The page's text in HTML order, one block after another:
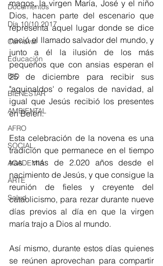
Documentos
Día 10/10 2017
Carnaval
Educación
BID
BIENESTAR
AMBIENTAL
AFRO
SOCIAL
ACADEMIA
ARTE
Salud
magos, la virgen María, José y el niño
Dios, hacen parte del escenario que
representa aquel lugar donde se dice
nació el llamado salvador del mundo, y
junto a él la ilusión de los más
pequeños que con ansias esperan el
25 de diciembre para recibir sus
"aguinaldos' o regalos de navidad, al
igual que Jesús recibió los presentes
en Belén.
Esta celebración de la novena es una
tradición que permanece en el tiempo
tras  más de 2.020 años desde el
nacimiento de Jesús, y que consigue la
reunión de fieles y creyente del
cataolicismo, para rezar durante nueve
días previos al día en que la virgen
maría trajo a Dios al mundo.
Así mismo, durante estos días quienes
se reúnen aprovechan para compartir